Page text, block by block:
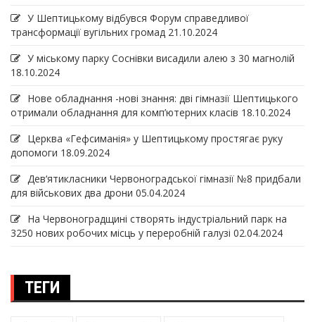
У Шептицькому відбувся Форум справедливої
трансформації вугільних громад 21.10.2024
У міському парку Соснівки висадили алею з 30 магнолій
18.10.2024
Нове обладнання -нові знання: дві гімназії Шептицького
отримали обладнання для комп’ютерних класів 18.10.2024
Церква «Гефсиманія» у Шептицькому простягає руку
допомоги 18.09.2024
Дев‘ятикласники Червоноградської гімназії №8 придбали
для військових два дрони 05.04.2024
На Червоноградщині створять індустріальний парк на
3250 нових робочих місць у переробній галузі 02.04.2024
ТЕГИ